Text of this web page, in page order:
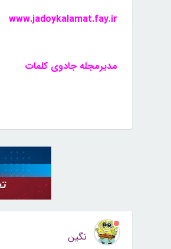
www.jadoykalamat.fay.ir
مدیرمجله جادوی کلمات
نگین